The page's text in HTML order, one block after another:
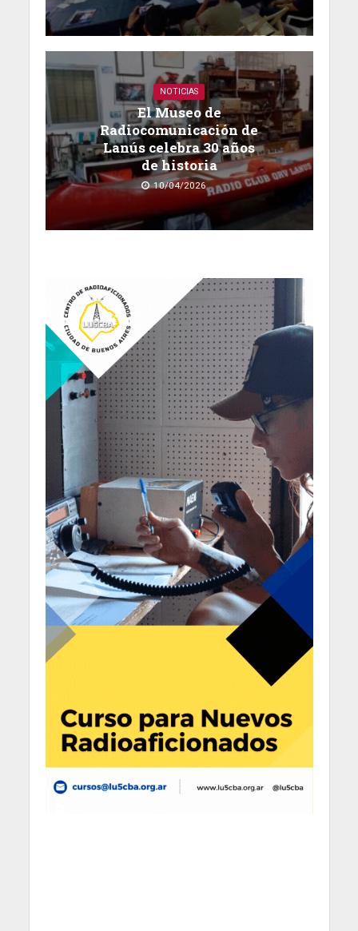
NOTICIAS
El Museo de
Radiocomunicación de
Lanús celebra 30 años
de historia
10/04/2026